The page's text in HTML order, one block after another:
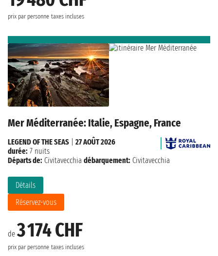
prix par personne taxes incluses
Mer Méditerranée: Italie, Espagne, France
de3 174 CHF
prix par personne taxes incluses
Détails
Réservez-vous
LEGEND OF THE SEAS
27 AOÛT 2026
durée: 7 nuits
Départs de: Civitavecchia débarquement: Civitavecchia